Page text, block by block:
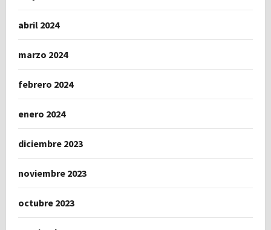
abril 2024
marzo 2024
febrero 2024
enero 2024
diciembre 2023
noviembre 2023
octubre 2023